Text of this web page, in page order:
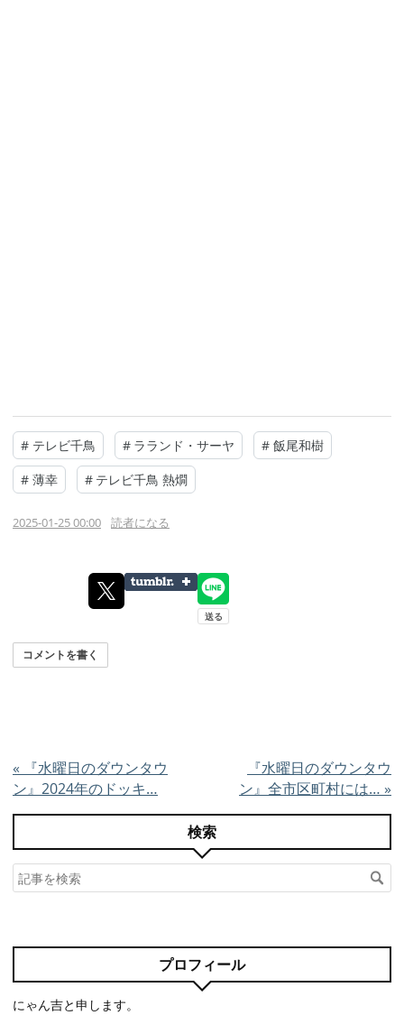
# テレビ千鳥 # ラランド・サーヤ # 飯尾和樹
# 薄幸 # テレビ千鳥 熱燗
2025-01-25 00:00 読者になる
コメントを書く
«
『水曜日のダウンタウ
ン』2024年のドッキ…
『水曜日のダウンタウ
ン』全市区町村には… »
検索
プロフィール
にゃん吉と申します。